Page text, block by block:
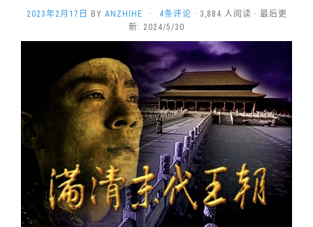
2023年2月17日 BY ANZHIHE · 4条评论 · 3,884 人阅读 · 最后更
新: 2024/5/30